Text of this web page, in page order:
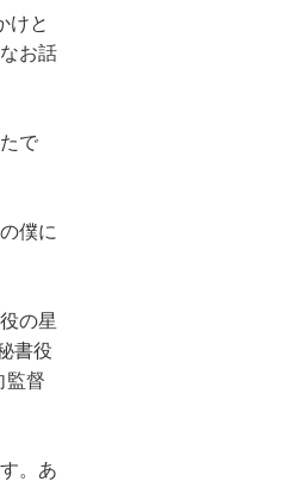
けと
お話
で
僕に
の星
書役
監督
。あ